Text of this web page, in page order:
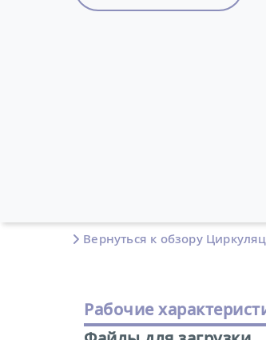
Вернуться к обзору
Рабочие